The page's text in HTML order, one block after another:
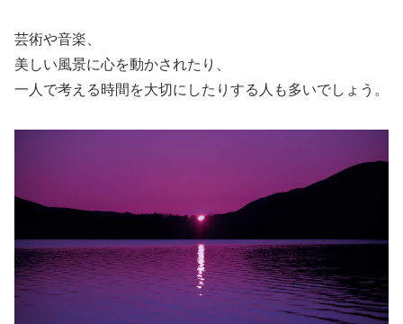
芸術や音楽、
美しい風景に心を動かされたり、
一人で考える時間を大切にしたりする人も多いでしょう。